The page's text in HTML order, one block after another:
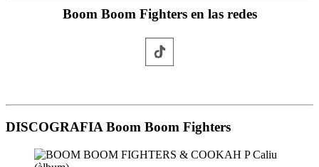
Boom Boom Fighters en las redes
DISCOGRAFIA Boom Boom Fighters